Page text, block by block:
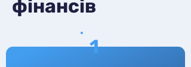
фінансів
1